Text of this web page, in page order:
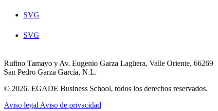
SVG
SVG
Rufino Tamayo y Av. Eugenio Garza Lagüera, Valle Oriente, 66269
San Pedro Garza García, N.L.
© 2026. EGADE Business School, todos los derechos reservados.
Aviso legal Aviso de privacidad